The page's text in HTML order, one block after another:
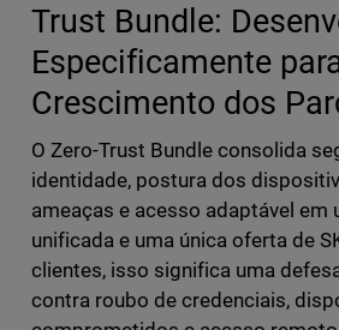
Trust Bundle:
Especificamente
Crescimento dos
O Zero-Trust Bundle consolida
identidade, postura dos
ameaças e acesso adaptável em
unificada e uma única oferta de
clientes, isso significa uma
contra roubo de credenciais,